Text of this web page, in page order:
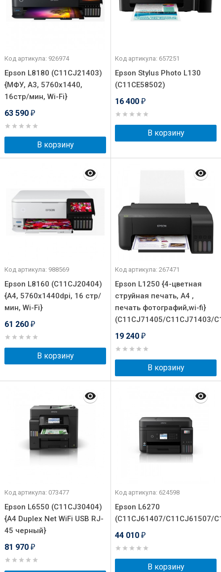
Код артикула: 926974
Epson L8180 (C11CJ21403)
{МФУ, А3, 5760х1440,
16стр/мин, Wi-Fi}
63 590 ₽
В корзину
Код артикула: 657251
Epson Stylus Photo L130
(C11CE58502)
16 400 ₽
В корзину
Код артикула: 988569
Epson L8160 (C11CJ20404)
{А4, 5760x1440dpi, 16 стр/
мин, Wi-Fi}
61 260 ₽
В корзину
Код артикула: 267471
Epson L1250 {4-цветная
струйная печать, A4 ,
печать фотографий,wi-fi}
(C11CJ71405/C11CJ71403/
19 240 ₽
В корзину
Код артикула: 073477
Epson L6550 (C11CJ30404)
{A4 Duplex Net WiFi USB RJ-
45 черный}
81 970 ₽
Код артикула: 624598
Epson L6270
(C11CJ61407/C11CJ61507/
44 010 ₽
В корзину